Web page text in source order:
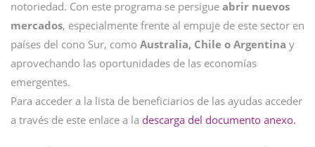
notoriedad. Con este programa se persigue abrir nuevos
mercados, especialmente frente al empuje de este sector en
países del cono Sur, como Australia, Chile o Argentina y
aprovechando las oportunidades de las economías
emergentes.
Para acceder a la lista de beneficiarios de las ayudas acceder
a través de este enlace a la descarga del documento anexo.